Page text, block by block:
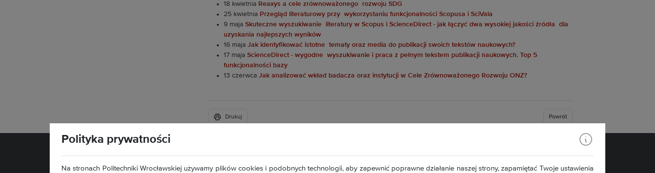
18 kwietnia Reaxys a cele zrównoważonego rozwoju SDG
25 kwietnia Przegląd literaturowy przy wykorzystaniu funkcjonalności Scopusa i SciVala
9 maja Skuteczne wyszukiwanie literatury w Scopus i ScienceDirect - jak łączyć dwa wysokiej jakości źródła dla
uzyskania najlepszych wyników
16 maja Jak identyfikować istotne tematy oraz media do publikacji swoich tekstów naukowych?
17 maja ScienceDirect - wygodne wyszukiwanie i praca z pełnym tekstem publikacji naukowych. Top 5
funkcjonalności bazy
13 czerwca Jak analizować wkład badacza oraz instytucji w Cele Zrównoważonego Rozwoju ONZ?
Drukuj Powrót
Plac Grunwaldzki 11
Znajdź nas:
Polityka prywatności
Na stronach Politechniki Wrocławskiej używamy plików cookies i podobnych technologii, aby zapewnić poprawne działanie naszej strony, zapamiętać Twoje ustawienia